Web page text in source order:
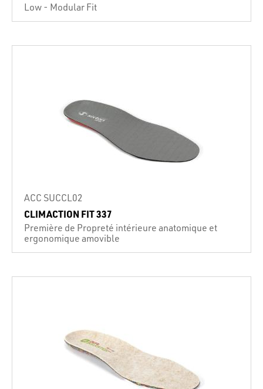
Low - Modular Fit
ACC SUCCL02
CLIMACTION FIT 337
Première de Propreté intérieure anatomique et
ergonomique amovible